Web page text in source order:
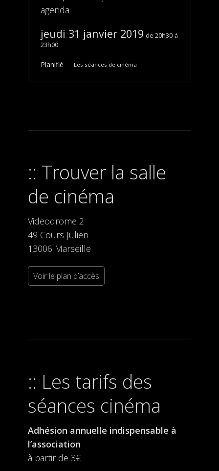
agenda
jeudi 31 janvier 2019
20h30
23h00
Planifié Les séances de cinéma
Trouver la salle
de cinéma
Videodrome 2
49 Cours Julien
13006 Marseille
Voir le plan d’accès
Les tarifs des
séances cinéma
Adhésion annuelle indispensable à
l’association
à partir de 3€